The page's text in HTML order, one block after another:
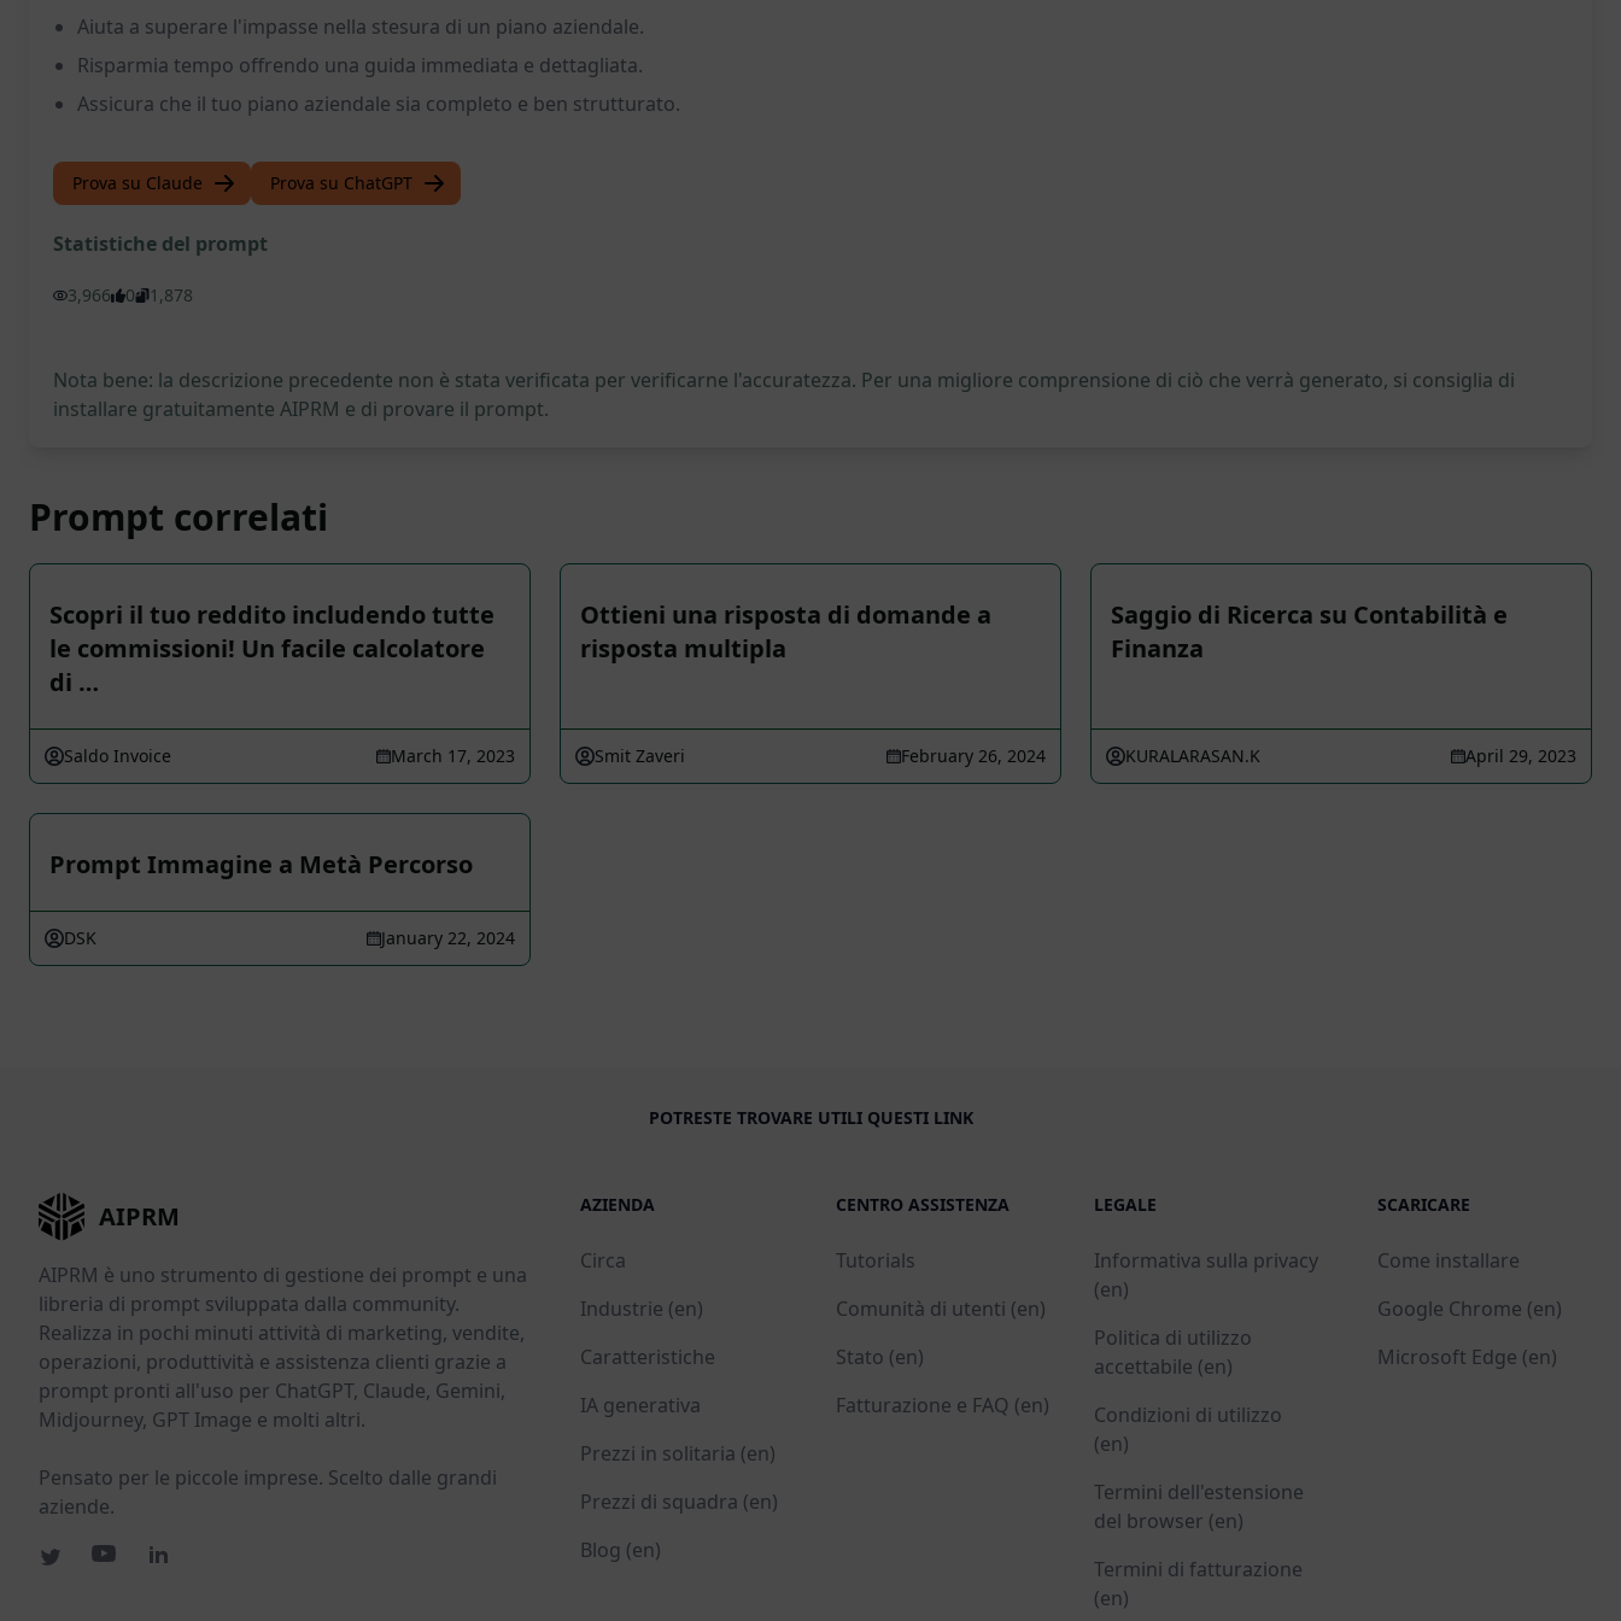
Aiuta a superare l'impasse nella stesura di un piano aziendale.
Risparmia tempo offrendo una guida immediata e dettagliata.
Assicura che il tuo piano aziendale sia completo e ben strutturato.
Prova su Claude Prova su ChatGPT
Statistiche del prompt
3,966 0 1,878
Nota bene: la descrizione precedente non è stata verificata per verificarne l'accuratezza. Per una migliore comprensione di ciò che verrà generato, si consiglia di
installare gratuitamente AIPRM e di provare il prompt.
Prompt correlati
Scopri il tuo reddito includendo tutte
le commissioni! Un facile calcolatore
di …
Saldo Invoice March 17, 2023
Ottieni una risposta di domande a
risposta multipla
Smit Zaveri February 26, 2024
Saggio di Ricerca su Contabilità e
Finanza
KURALARASAN.K April 29, 2023
Prompt Immagine a Metà Percorso
DSK January 22, 2024
POTRESTE TROVARE UTILI QUESTI LINK
AIPRM
AIPRM è uno strumento di gestione dei prompt e una
libreria di prompt sviluppata dalla community.
Realizza in pochi minuti attività di marketing, vendite,
operazioni, produttività e assistenza clienti grazie a
prompt pronti all'uso per ChatGPT, Claude, Gemini,
Midjourney, GPT Image e molti altri.
Pensato per le piccole imprese. Scelto dalle grandi
aziende.
AZIENDA
Circa
Industrie (en)
Caratteristiche
IA generativa
Prezzi in solitaria (en)
Prezzi di squadra (en)
Blog (en)
CENTRO ASSISTENZA
Tutorials
Comunità di utenti (en)
Stato (en)
Fatturazione e FAQ (en)
LEGALE
Informativa sulla privacy
(en)
Politica di utilizzo
accettabile (en)
Condizioni di utilizzo
(en)
Termini dell'estensione
del browser (en)
Termini di fatturazione
(en)
SCARICARE
Come installare
Google Chrome (en)
Microsoft Edge (en)